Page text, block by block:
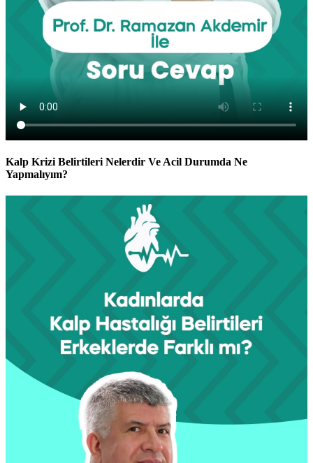
Kalp Krizi Belirtileri Nelerdir Ve Acil Durumda Ne
Yapmalıyım?